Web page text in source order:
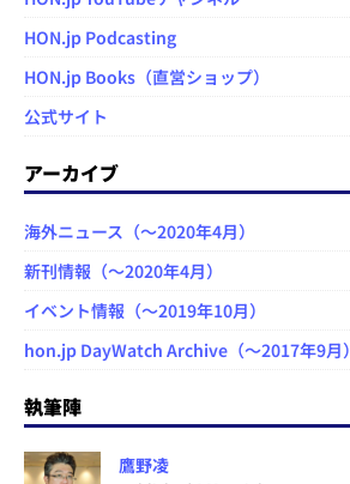
HON.jp Podcasting
HON.jp Books（直営ショップ）
公式サイト
アーカイブ
海外ニュース（～2020年4月）
新刊情報（～2020年4月）
イベント情報（～2019年10月）
hon.jp DayWatch Archive（～2017年9月）
執筆陣
鷹野凌